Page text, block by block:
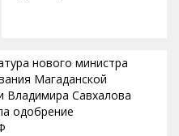
нового министра
Магаданской
Владимира Савхалова
одобрение